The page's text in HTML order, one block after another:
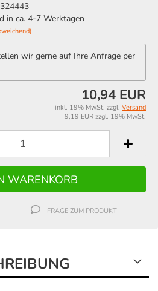
in ca. 4-7 Werktagen
wir gerne auf Ihre Anfrage per
10,94 EUR
inkl. 19% MwSt. zzgl. Versand
9,19 EUR zzgl. 19% MwSt.
FRAGE ZUM PRODUKT